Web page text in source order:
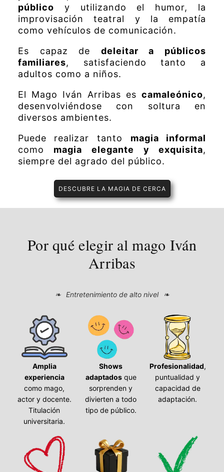
público y utilizando el humor, la
improvisación teatral y la empatía
como vehículos de comunicación.
Es capaz de deleitar a públicos
familiares, satisfaciendo tanto a
adultos como a niños.
El Mago Iván Arribas escamaleónico,
desenvolviéndose con soltura en
diversos ambientes.
Puede realizar tanto magia informal
como magia elegante y exquisita,
siempre del agrado del público.
DESCUBRE LA MAGIA DE CERCA
Por qué elegir al mago Iván
Arribas
Entretenimiento de alto nivel
Amplia
experiencia
como mago,
actor y docente.
Titulación
universitaria.
Shows
adaptadosque
sorprenden y
divierten a todo
tipo de público.
Profesionalidad,
puntualidad y
capacidad de
adaptación.